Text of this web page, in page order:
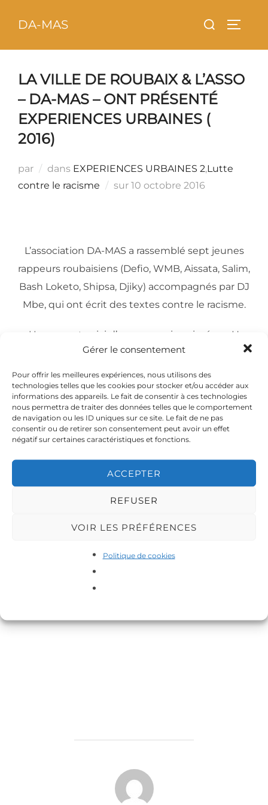
Gérer le consentement
Pour offrir les meilleures expériences, nous utilisons des
technologies telles que les cookies pour stocker et/ou accéder aux
informations des appareils. Le fait de consentir à ces technologies
nous permettra de traiter des données telles que le comportement
de navigation ou les ID uniques sur ce site. Le fait de ne pas
consentir ou de retirer son consentement peut avoir un effet
négatif sur certaines caractéristiques et fonctions.
ACCEPTER
REFUSER
VOIR LES PRÉFÉRENCES
Politique de cookies
DA-MAS Rechercher :
LA VILLE DE ROUBAIX & L’ASSO
– DA-MAS – ONT PRÉSENTÉ
EXPERIENCES URBAINES (
2016)
par dans EXPERIENCES URBAINES 2,Lutte
contre le racisme
sur Publié
10 octobre 2016
L’association DA-MAS a rassemblé sept jeunes
rappeurs roubaisiens (Defio, WMB, Aissata, Salim,
Bash Loketo, Shipsa, Djiky) accompagnés par DJ
Mbe, qui ont écrit des textes contre le racisme.
Un concert suivi d’un open mic animé par H
Ideal : montez sur scène pour envoyer votre
meilleur flow !
Grand-Place
Dimanche 2 octobre 2016 à 15h30
marketing et activer ce contenu
AUTEUR DE LA PUBLICATION